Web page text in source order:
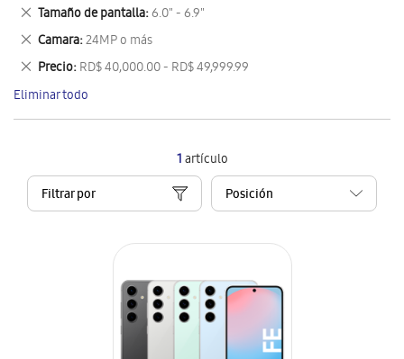
1artículo
Filtrar por
este
artículo
Tamaño de pantalla 6.0" - 6.9"
Eliminar
este
artículo
Camara 24MP o más
Eliminar
este
artículo
Precio RD$ 40,000.00 - RD$ 49,999.99
Eliminar
este
artículo
Eliminar todo